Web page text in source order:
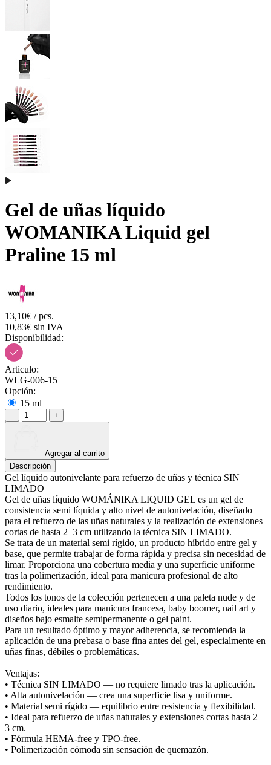
Gel de uñas líquido
WOMANIKA Liquid gel
Praline 15 ml
13,10€ / pcs.
10,83€ sin IVA
Disponibilidad:
Articulo:
WLG-006-15
Opción:
15 ml
− +
Agregar al carrito
Descripción
Gel líquido autonivelante para refuerzo de uñas y técnica SIN
LIMADO
Gel de uñas líquido WOMÁNIKA LIQUID GEL es un gel de
consistencia semi líquida y alto nivel de autonivelación, diseñado
para el refuerzo de las uñas naturales y la realización de extensiones
cortas de hasta 2–3 cm utilizando la técnica SIN LIMADO.
Se trata de un material semi rígido, un producto híbrido entre gel y
base, que permite trabajar de forma rápida y precisa sin necesidad de
limar. Proporciona una cobertura media y una superficie uniforme
tras la polimerización, ideal para manicura profesional de alto
rendimiento.
Todos los tonos de la colección pertenecen a una paleta nude y de
uso diario, ideales para manicura francesa, baby boomer, nail art y
diseños bajo esmalte semipermanente o gel paint.
Para un resultado óptimo y mayor adherencia, se recomienda la
aplicación de una prebasa o base fina antes del gel, especialmente en
uñas finas, débiles o problemáticas.
Ventajas:
• Técnica SIN LIMADO — no requiere limado tras la aplicación.
• Alta autonivelación — crea una superficie lisa y uniforme.
• Material semi rígido — equilibrio entre resistencia y flexibilidad.
• Ideal para refuerzo de uñas naturales y extensiones cortas hasta 2–
3 cm.
• Fórmula HEMA-free y TPO-free.
• Polimerización cómoda sin sensación de quemazón.